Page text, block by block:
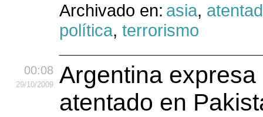
Archivado en: asia,
política, terrorismo
00:08
29/10/2009
Argentina
atentado en